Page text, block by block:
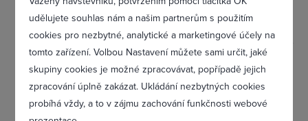
udělujete souhlas nám a našim partnerům s použitím
cookies pro nezbytné, analytické a marketingové účely na
tomto zařízení. Volbou Nastavení můžete sami určit, jaké
skupiny cookies je možné zpracovávat, popřípadě jejich
zpracování úplně zakázat. Ukládání nezbytných cookies
probíhá vždy, a to v zájmu zachování funkčnosti webové
elektroniky, nebo domácích spotřebičů
různých značek. Jsme středně velká
servisní organizace, vzniklá po privatizaci
jako pokračovatel Kovoslužby a.s. Řešíme
i problémové „neopravitelné“ závady
posílané z malých i velkých servisů celé
oboru oprav domácí elektroniky a jako
pokračovatel Kovoslužby máme kvalitní
Zapomněl(a) jsem heslo